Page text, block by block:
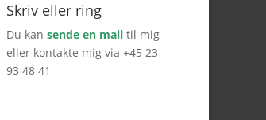
Skriv eller ring
Du kan sende en mail til mig
eller kontakte mig via +45 23
93 48 41